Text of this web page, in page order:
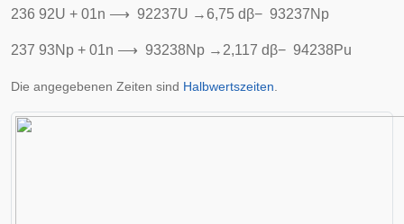
236 92U + 01n ⟶ 92237U →6,75 dβ− 93237N p
237 93N p + 01n ⟶ 93238N p → 2,117 dβ− 94238Pu
Die angegebenen Zeiten sind Halbwertszeiten